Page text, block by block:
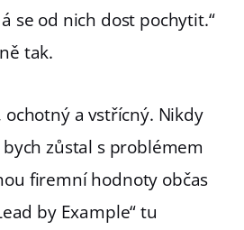
se od nich dost pochytit.“
tak.
a vstřícný. Nikdy
zůstal s problémem
firemní hodnoty občas
by Example“ tu